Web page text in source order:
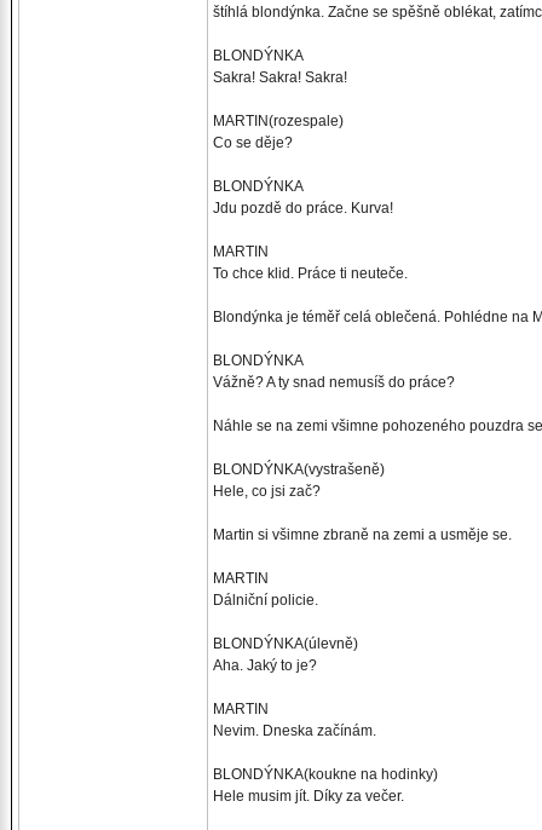
štíhlá blondýnka. Začne se spěšně oblékat,
BLONDÝNKA
Sakra! Sakra! Sakra!
MARTIN(rozespale)
Co se děje?
BLONDÝNKA
Jdu pozdě do práce. Kurva!
MARTIN
To chce klid. Práce ti neuteče.
Blondýnka je téměř celá oblečená. Pohlédne na
BLONDÝNKA
Vážně? A ty snad nemusíš do práce?
Náhle se na zemi všimne pohozeného pouzdra
BLONDÝNKA(vystrašeně)
Hele, co jsi zač?
Martin si všimne zbraně na zemi a usměje se.
MARTIN
Dálniční policie.
BLONDÝNKA(úlevně)
Aha. Jaký to je?
MARTIN
Nevim. Dneska začínám.
BLONDÝNKA(koukne na hodinky)
Hele musim jít. Díky za večer.